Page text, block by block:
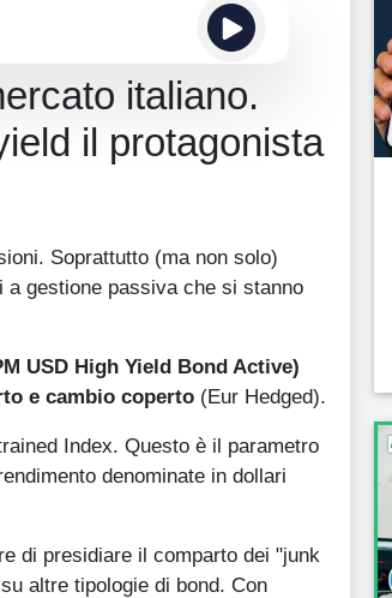
italiano.
il protagonista
Soprattutto (ma non solo)
gestione passiva che si stanno
USD High Yield Bond Active)
e cambio coperto (Eur Hedged).
Index. Questo è il parametro
denominate in dollari
di presidiare il comparto dei "junk
altre tipologie di bond. Con